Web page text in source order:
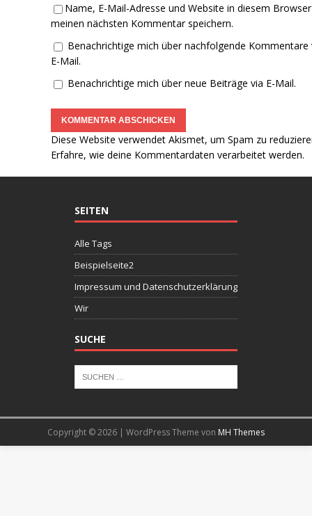
Name, E-Mail-Adresse und Website in diesem
meinen nächsten Kommentar speichern.
Benachrichtige mich über nachfolgende Kommentare
E-Mail.
Benachrichtige mich über neue Beiträge via E-Mail.
Diese Website verwendet Akismet, um Spam zu
Erfahre, wie deine Kommentardaten verarbeitet werden.
SEITEN
Alle Tags
Beispielseite2
Impressum und Datenschutzerklärung
Wir
SUCHE
Copyright © 2026 | WordPress Theme von MH Themes